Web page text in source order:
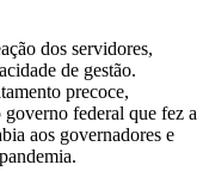
dos servidores,
de gestão.
precoce,
federal que fez a
aos governadores e